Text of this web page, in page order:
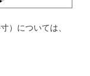
）については、